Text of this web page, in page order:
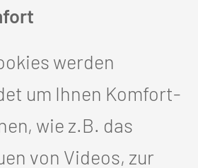
werden
um Ihnen Komfort-
wie z.B. das
von Videos, zur